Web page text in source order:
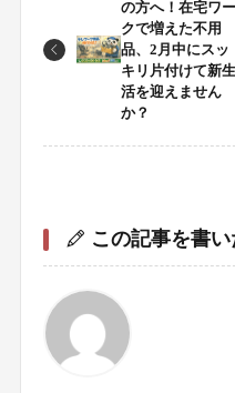
の方へ！在宅ワー
クで増えた不用
品、2月中にスッ
キリ片付けて新生
活を迎えません
か？
この記事を書い